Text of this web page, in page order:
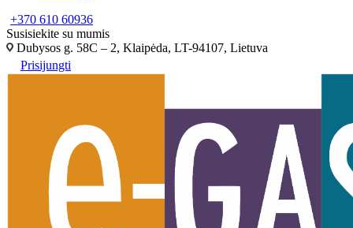
+370 610 60936
Susisiekite su mumis
Dubysos g. 58C – 2, Klaipėda, LT-94107, Lietuva
Prisijungti